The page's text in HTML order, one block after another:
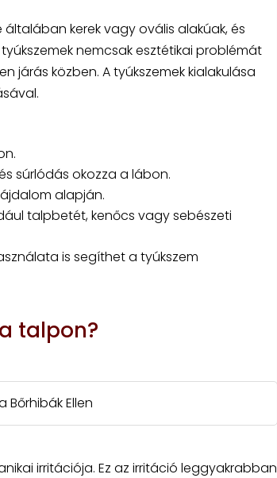
kerek vagy ovális alakúak, és
nemcsak esztétikai problémát
járás közben. A tyúkszemek kialakulása
súrlódás okozza a lábon.
alapján.
talpbetét, kenőcs vagy sebészeti
is segíthet a tyúkszem
talpon?
Bőrhibák Ellen
irritációja. Ez az irritáció leggyakrabban